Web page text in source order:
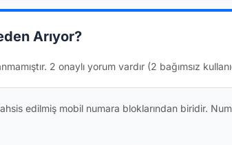
Arıyor?
2 onaylı yorum vardır (2 bağımsız
edilmiş mobil numara bloklarından biridir.